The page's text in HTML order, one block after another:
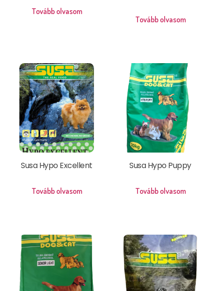
Tovább olvasom
Tovább olvasom
Susa Hypo Excellent
Tovább olvasom
Susa Hypo Puppy
Tovább olvasom